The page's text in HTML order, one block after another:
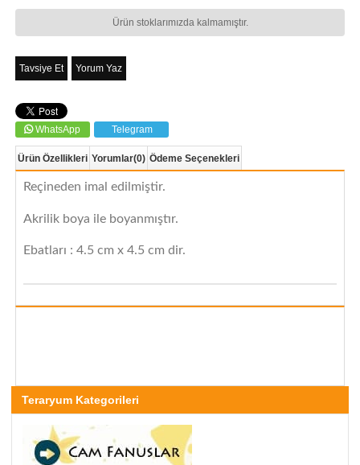
Ürün stoklarımızda kalmamıştır.
Tavsiye Et Yorum Yaz
WhatsApp Telegram
Ürün Özellikleri Yorumlar(0) Ödeme Seçenekleri
Reçineden imal edilmiştir.
Akrilik boya ile boyanmıştır.
Ebatları : 4.5 cm x 4.5 cm dir.
Teraryum Kategorileri